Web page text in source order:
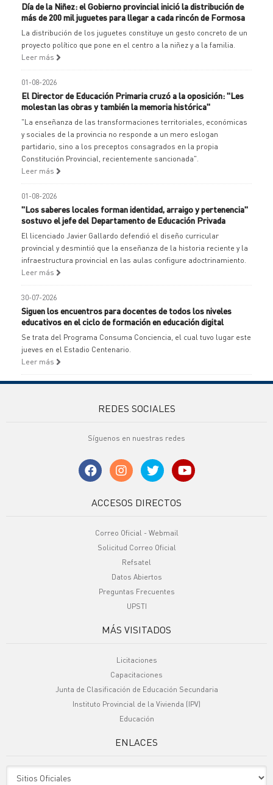
Día de la Niñez: el Gobierno provincial inició la distribución de
más de 200 mil juguetes para llegar a cada rincón de Formosa
La distribución de los juguetes constituye un gesto concreto de un
proyecto político que pone en el centro a la niñez y a la familia.
Leer más
01-08-2026
El Director de Educación Primaria cruzó a la oposición: "Les
molestan las obras y también la memoria histórica"
"La enseñanza de las transformaciones territoriales, económicas
y sociales de la provincia no responde a un mero eslogan
partidario, sino a los preceptos consagrados en la propia
Constitución Provincial, recientemente sancionada".
Leer más
01-08-2026
"Los saberes locales forman identidad, arraigo y pertenencia"
sostuvo el jefe del Departamento de Educación Privada
El licenciado Javier Gallardo defendió el diseño curricular
provincial y desmintió que la enseñanza de la historia reciente y la
infraestructura provincial en las aulas configure adoctrinamiento.
Leer más
30-07-2026
Siguen los encuentros para docentes de todos los niveles
educativos en el ciclo de formación en educación digital
Se trata del Programa Consuma Conciencia, el cual tuvo lugar este
jueves en el Estadio Centenario.
Leer más
REDES SOCIALES
Síguenos en nuestras redes
ACCESOS DIRECTOS
Correo Oficial - Webmail
Solicitud Correo Oficial
Refsatel
Datos Abiertos
Preguntas Frecuentes
UPSTI
MÁS VISITADOS
Licitaciones
Capacitaciones
Junta de Clasificación de Educación Secundaria
Instituto Provincial de la Vivienda (IPV)
Educación
ENLACES